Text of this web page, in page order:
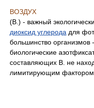
ВОЗДУХ
(В.) - важный
диоксид углерода для
большинство организмов
биологические
составляющих В. не
лимитирующим фактором.